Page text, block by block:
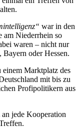
war in den
am Niederrhein so
waren – nicht nur
oder Hessen.
Marktplatz des
mit bis zu
Profipolitikern aus
jede Kooperation